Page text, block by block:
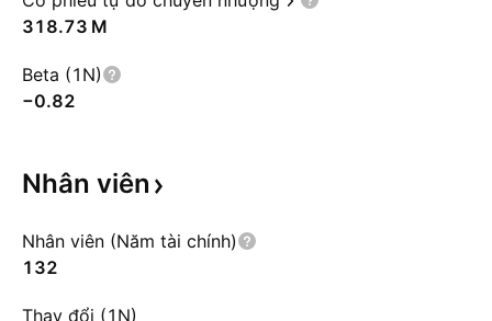
‪318.73 M‬
Beta (1N)
−0.82
Nhân viên
Nhân viên (Năm tài chính)
132
Thay đổi (1N)